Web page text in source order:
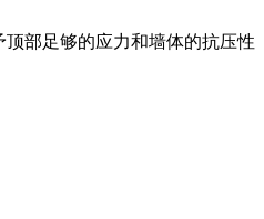
部足够的应力和墙体的抗压性